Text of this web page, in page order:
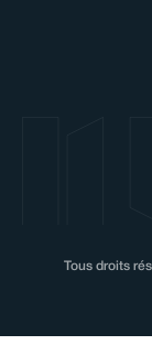
Tous droits